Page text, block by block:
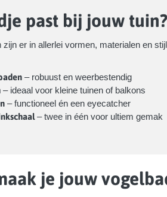
past bij jouw tuin?
er in allerlei vormen, materialen en
– robuust en weerbestendig
– ideaal voor kleine tuinen of balkons
– functioneel én een eyecatcher
– twee in één voor ultiem gemak
je jouw